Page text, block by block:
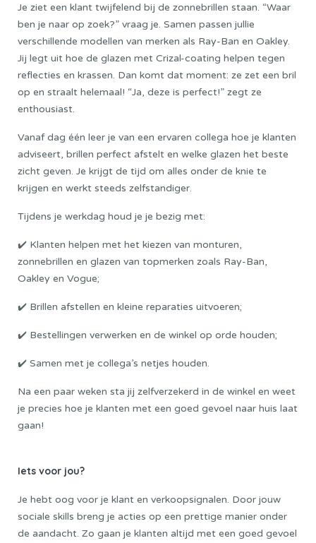
Je ziet een klant twijfelend bij de zonnebrillen staan. “Waar
ben je naar op zoek?” vraag je. Samen passen jullie
verschillende modellen van merken als Ray-Ban en Oakley.
Jij legt uit hoe de glazen met Crizal-coating helpen tegen
reflecties en krassen. Dan komt dat moment: ze zet een bril
op en straalt helemaal! “Ja, deze is perfect!” zegt ze
enthousiast.
Vanaf dag één leer je van een ervaren collega hoe je klanten
adviseert, brillen perfect afstelt en welke glazen het beste
zicht geven. Je krijgt de tijd om alles onder de knie te
krijgen en werkt steeds zelfstandiger.
Tijdens je werkdag houd je je bezig met:
✔️ Klanten helpen met het kiezen van monturen,
zonnebrillen en glazen van topmerken zoals Ray-Ban,
Oakley en Vogue;
✔️ Brillen afstellen en kleine reparaties uitvoeren;
✔️ Bestellingen verwerken en de winkel op orde houden;
✔️ Samen met je collega’s netjes houden.
Na een paar weken sta jij zelfverzekerd in de winkel en weet
je precies hoe je klanten met een goed gevoel naar huis laat
gaan!
Iets voor jou?
Je hebt oog voor je klant en verkoopsignalen. Door jouw
sociale skills breng je acties op een prettige manier onder
de aandacht. Zo gaan je klanten altijd met een goed gevoel